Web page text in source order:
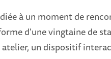
à un moment de
d'une vingtaine de
un dispositif